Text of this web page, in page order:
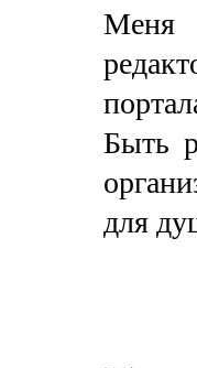
Меня
Быть
для